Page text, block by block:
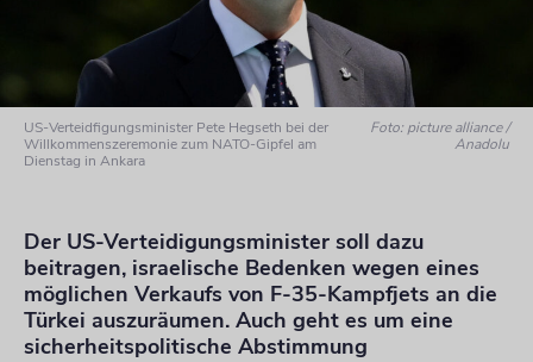
US-Verteidfigungsminister Pete Hegseth bei der
Willkommenszeremonie zum NATO-Gipfel am
Dienstag in Ankara
Foto: picture alliance /
Anadolu
Der US-Verteidigungsminister soll dazu
beitragen, israelische Bedenken wegen eines
möglichen Verkaufs von F-35-Kampfjets an die
Türkei auszuräumen. Auch geht es um eine
sicherheitspolitische Abstimmung